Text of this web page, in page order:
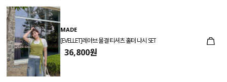
MADE
[EVELLET]레아브 물결 티셔츠 홀터 나시 SET
36,800원